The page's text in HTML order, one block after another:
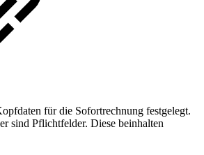
für die Sofortrechnung festgelegt.
sind Pflichtfelder. Diese beinhalten